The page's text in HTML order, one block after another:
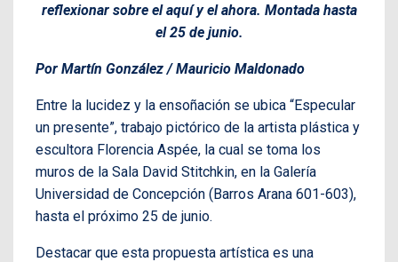
reflexionar sobre el aquí y el ahora. Montada hasta
el 25 de junio.
Por Martín González / Mauricio Maldonado
Entre la lucidez y la ensoñación se ubica “Especular
un presente”, trabajo pictórico de la artista plástica y
escultora Florencia Aspée, la cual se toma los
muros de la Sala David Stitchkin, en la Galería
Universidad de Concepción (Barros Arana 601-603),
hasta el próximo 25 de junio.
Destacar que esta propuesta artística es una